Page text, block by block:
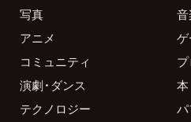
写真
アニメ
コミュニティ
演劇・ダンス
本
テクノロジー